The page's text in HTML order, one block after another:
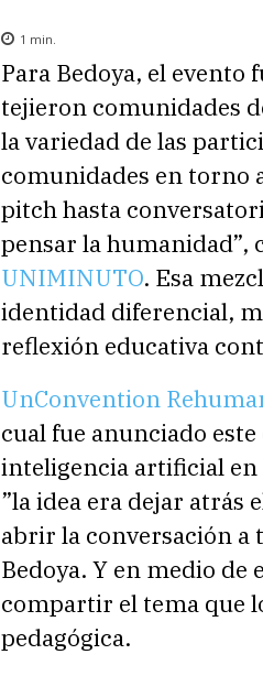
1 min.
Para Bedoya, el evento
tejieron comunidades
la variedad de las
comunidades en torno
pitch hasta
pensar la humanidad”,
UNIMINUTO. Esa
identidad diferencial,
reflexión educativa
UnConvention
cual fue anunciado
inteligencia artificial en
”la idea era dejar atrás
abrir la conversación a
Bedoya. Y en medio de
compartir el tema que
pedagógica.